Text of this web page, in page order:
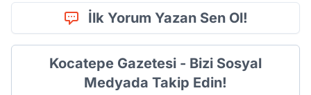
İlk Yorum Yazan Sen Ol!
Kocatepe Gazetesi - Bizi Sosyal
Medyada Takip Edin!